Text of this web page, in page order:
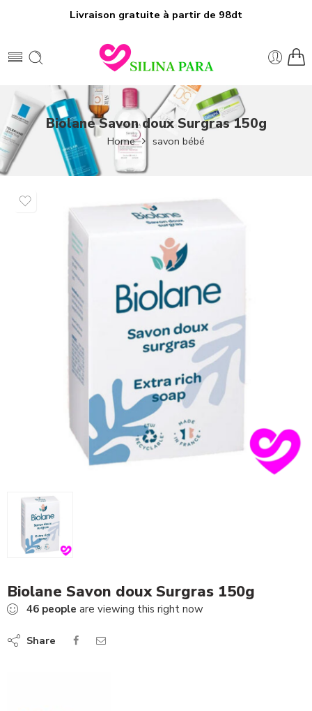
Livraison gratuite à partir de 98dt
Biolane Savon doux Surgras 150g
Home savon bébé
Biolane Savon doux Surgras 150g
46 people are viewing this right now
Share